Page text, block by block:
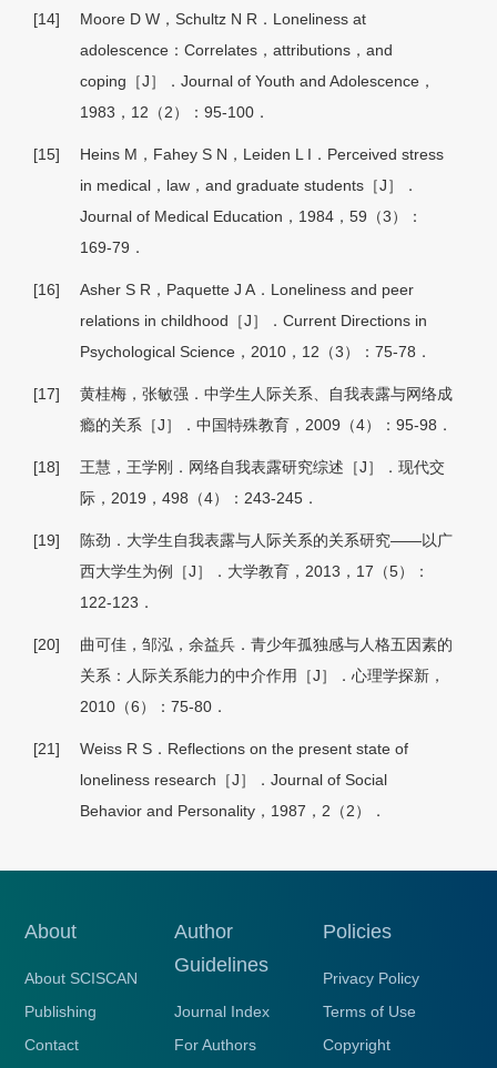
[14]
Moore D W，Schultz N R．Loneliness at
adolescence：Correlates，attributions，and
coping［J］．Journal of Youth and Adolescence，
1983，12（2）：95-100．
[15]
Heins M，Fahey S N，Leiden L I．Perceived stress
in medical，law，and graduate students［J］．
Journal of Medical Education，1984，59（3）：
169-79．
[16]
Asher S R，Paquette J A．Loneliness and peer
relations in childhood［J］．Current Directions in
Psychological Science，2010，12（3）：75-78．
[17]
黄桂梅，张敏强．中学生人际关系、自我表露与网络成
瘾的关系［J］．中国特殊教育，2009（4）：95-98．
[18]
王慧，王学刚．网络自我表露研究综述［J］．现代交
际，2019，498（4）：243-245．
[19]
陈劲．大学生自我表露与人际关系的关系研究——以广
西大学生为例［J］．大学教育，2013，17（5）：
122-123．
[20]
曲可佳，邹泓，余益兵．青少年孤独感与人格五因素的
关系：人际关系能力的中介作用［J］．心理学探新，
2010（6）：75-80．
[21]
Weiss R S．Reflections on the present state of
loneliness research［J］．Journal of Social
Behavior and Personality，1987，2（2）．
About
About SCISCAN
Publishing
Contact
Author
Guidelines
Journal Index
For Authors
Policies
Privacy Policy
Terms of Use
Copyright